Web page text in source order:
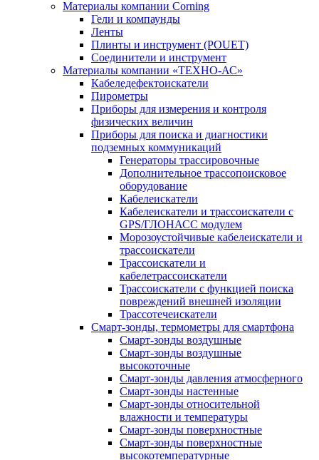
Материалы компании Corning
Гели и компаунды
Ленты
Плинты и инструмент (POUET)
Соединители и инструмент
Материалы компании «ТЕХНО-АС»
Кабеледефектоискатели
Пирометры
Приборы для измерения и контроля
физических величин
Приборы для поиска и диагностики
подземных коммуникаций
Генераторы трассировочные
Дополнительное трассопоисковое
оборудование
Кабелеискатели
Кабелеискатели и трассоискатели с
GPS/ГЛОНАСС модулем
Морозоустойчивые кабелеискатели и
трассоискатели
Трассоискатели и
кабелетрассоискатели
Трассоискатели с функцией поиска
повреждений внешней изоляции
Трассотечеискатели
Смарт-зонды, термометры для смартфона
Смарт-зонды воздушные
Смарт-зонды воздушные
высокоточные
Смарт-зонды давления атмосферного
Смарт-зонды настенные
Смарт-зонды относительной
влажности и температуры
Смарт-зонды поверхностные
Смарт-зонды поверхностные
высокотемпературные